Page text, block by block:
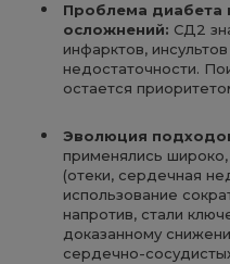
Проблема диабета
осложнений: СД2
инфарктов,
недостаточности.
остается
Эволюция
применялись
(отеки, сердечная
использование
напротив, стали
доказанному
сердечно-